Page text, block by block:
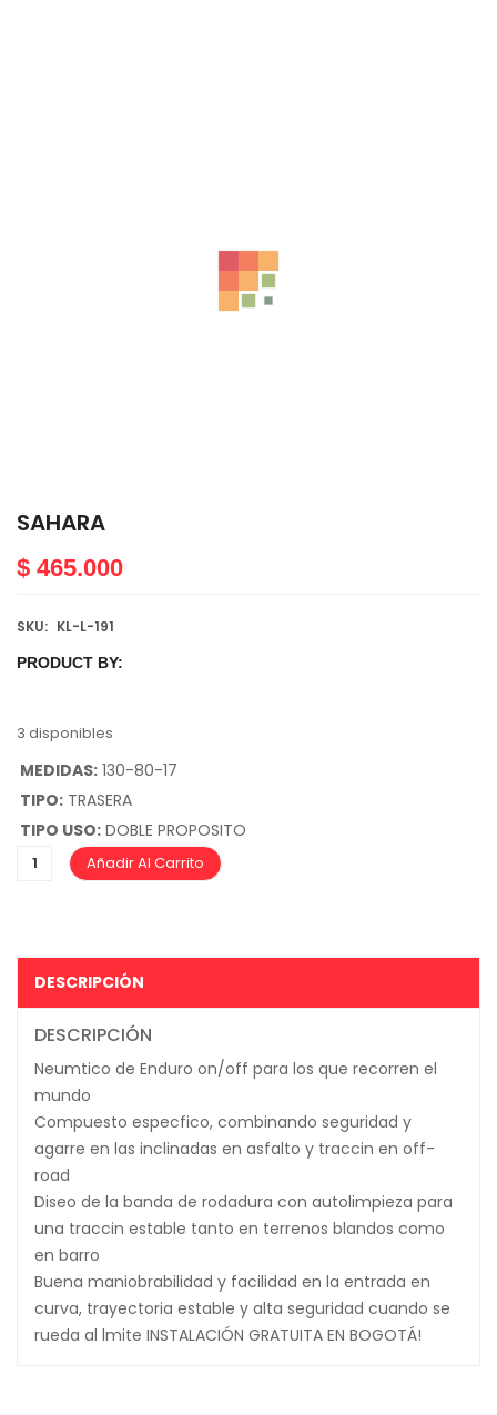
SAHARA
$ 465.000
SKU: KL-L-191
PRODUCT BY:
3 disponibles
MEDIDAS: 130-80-17
TIPO: TRASERA
TIPO USO: DOBLE PROPOSITO
Añadir Al Carrito
DESCRIPCIÓN
DESCRIPCIÓN
Neumtico de Enduro on/off para los que recorren el
mundo
Compuesto especfico, combinando seguridad y
agarre en las inclinadas en asfalto y traccin en off-
road
Diseo de la banda de rodadura con autolimpieza para
una traccin estable tanto en terrenos blandos como
en barro
Buena maniobrabilidad y facilidad en la entrada en
curva, trayectoria estable y alta seguridad cuando se
rueda al lmite INSTALACIÓN GRATUITA EN BOGOTÁ!